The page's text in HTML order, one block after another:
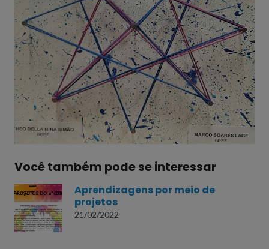
Você também pode se interessar
Aprendizagens por meio de
projetos
21/02/2022